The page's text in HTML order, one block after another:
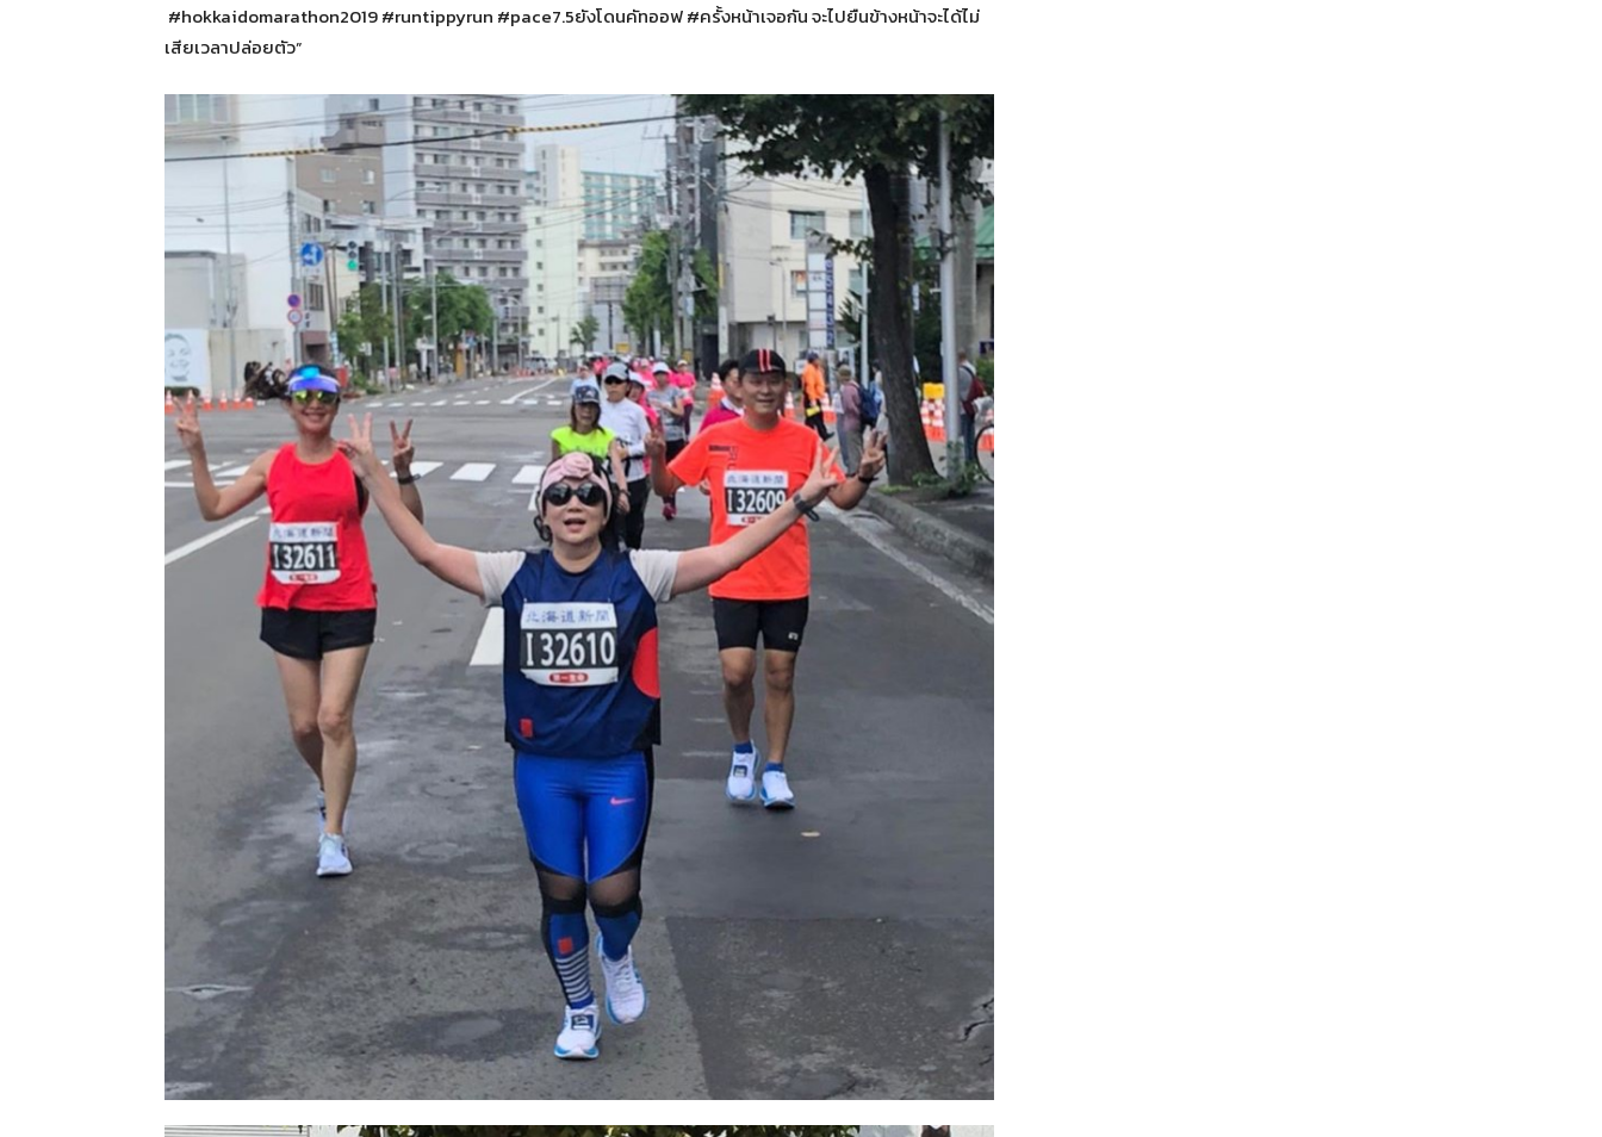
#hokkaidomarathon2019 #runtippyrun #pace7.5ยังโดนคัทออฟ #ครั้งหน้าเจอกัน จะไปยืนข้างหน้าจะได้ไม่
เสียเวลาปล่อยตัว”